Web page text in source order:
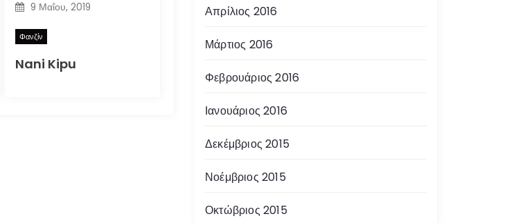
9 Μαΐου, 2019
Φανζίν
Nani Kipu
Απρίλιος 2016
Μάρτιος 2016
Φεβρουάριος 2016
Ιανουάριος 2016
Δεκέμβριος 2015
Νοέμβριος 2015
Οκτώβριος 2015